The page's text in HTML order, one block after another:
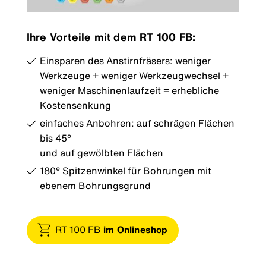
Ihre Vorteile mit dem RT 100 FB:
Einsparen des Anstirnfräsers: weniger
Werkzeuge + weniger Werkzeugwechsel +
weniger Maschinenlaufzeit = erhebliche
Kostensenkung
einfaches Anbohren: auf schrägen Flächen
bis 45°
und auf gewölbten Flächen
180° Spitzenwinkel für Bohrungen mit
ebenem Bohrungsgrund
RT 100 FB im Onlineshop